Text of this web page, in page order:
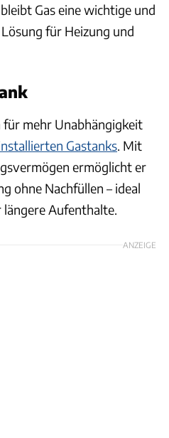
Gas eine wichtige und
für Heizung und
mehr Unabhängigkeit
Gastanks . Mit
ermöglicht er
ohne Nachfüllen – ideal
Aufenthalte.
ANZEIGE